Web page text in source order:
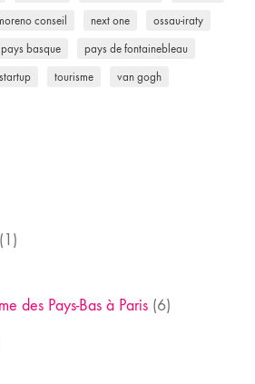
conseil next one ossau-iraty
pays basque pays de fontainebleau
startup tourisme van gogh
(1)
des Pays-Bas à Paris (6)